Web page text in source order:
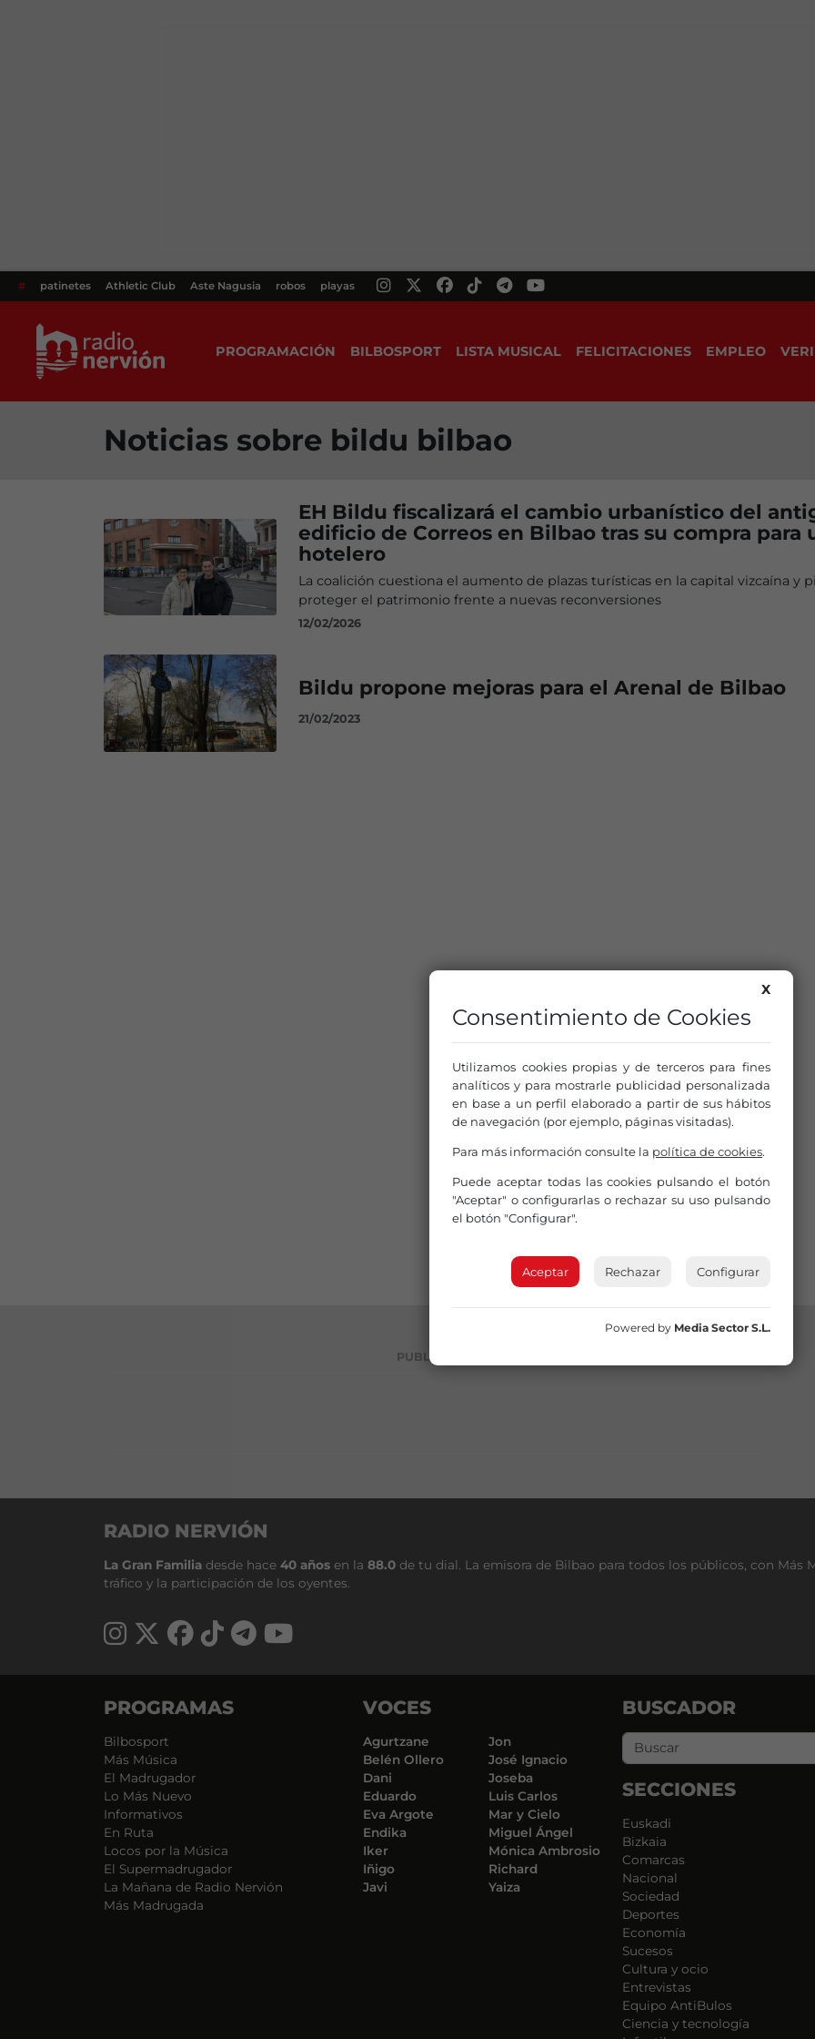
# patinetes Athletic Club Aste Nagusia robos playas
PROGRAMACIÓN BILBOSPORT LISTA MUSICAL FELICITACIONES EMPLEO
Noticias sobre bildu bilbao
EH Bildu fiscalizará el cambio urbanístico del
edificio de Correos en Bilbao tras su compra para
hotelero
La coalición cuestiona el aumento de plazas turísticas en la capital vizcaína y
proteger el patrimonio frente a nuevas reconversiones
12/02/2026
Bildu propone mejoras para el Arenal de Bilbao
21/02/2023
PUBLICIDAD
RADIO NERVIÓN
La Gran Familia desde hace 40 años en la 88.0 de tu dial. La emisora de Bilbao para todos los públicos, con Más
tráfico y la participación de los oyentes.
PROGRAMAS
Bilbosport
Más Música
El Madrugador
Lo Más Nuevo
Informativos
En Ruta
Locos por la Música
El Supermadrugador
La Mañana de Radio Nervión
Más Madrugada
VOCES
Agurtzane
Belén Ollero
Dani
Eduardo
Eva Argote
Endika
Iker
Iñigo
Javi
Jon
José Ignacio
Joseba
Luis Carlos
Mar y Cielo
Miguel Ángel
Mónica Ambrosio
Richard
Yaiza
BUSCADOR
SECCIONES
Euskadi
Bizkaia
Comarcas
Nacional
Sociedad
Deportes
Economía
Sucesos
Cultura y ocio
Entrevistas
Equipo AntiBulos
Ciencia y tecnología
X
Consentimiento de Cookies
Utilizamos cookies propias y de terceros para fines
analíticos y para mostrarle publicidad personalizada
en base a un perfil elaborado a partir de sus hábitos
de navegación (por ejemplo, páginas visitadas).
Para más información consulte la política de cookies.
Puede aceptar todas las cookies pulsando el botón
"Aceptar" o configurarlas o rechazar su uso pulsando
el botón "Configurar".
Aceptar Rechazar Configurar
Powered by Media Sector S.L.